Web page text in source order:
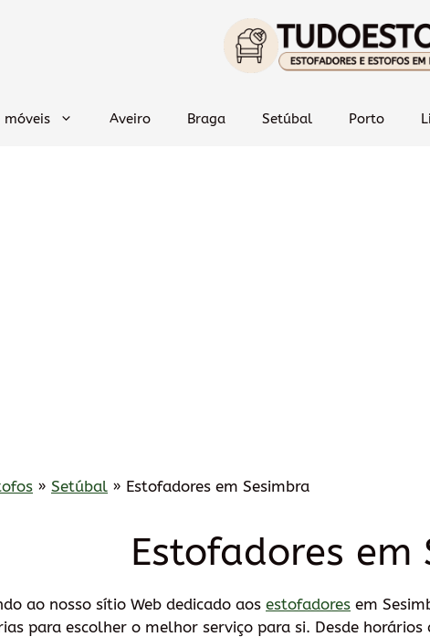
móveis Aveiro Braga Setúbal Porto
» Setúbal » Estofadores em Sesimbra
Estofadores em
ao nosso sítio Web dedicado aos estofadores em
para escolher o melhor serviço para si. Desde